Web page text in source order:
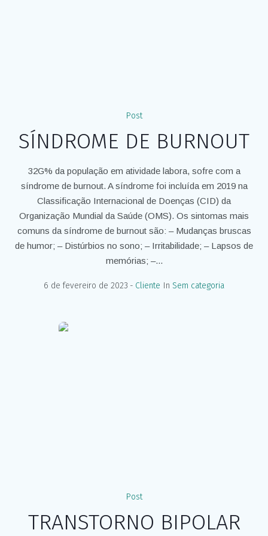
Post
SÍNDROME DE BURNOUT
32G% da população em atividade labora, sofre com a
síndrome de burnout. A síndrome foi incluída em 2019 na
Classificação Internacional de Doenças (CID) da
Organização Mundial da Saúde (OMS). Os sintomas mais
comuns da síndrome de burnout são: – Mudanças bruscas
de humor; – Distúrbios no sono; – Irritabilidade; – Lapsos de
memórias; –...
6 de fevereiro de 2023 Cliente In Sem categoria
Post
TRANSTORNO BIPOLAR